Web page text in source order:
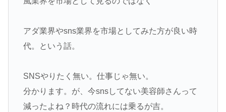
アダ業界やsns業界を市場としてみた方が良い時
代。という話。
SNSやりたく無い。仕事じゃ無い。
分かります。が、今snsしてない美容師さんって
減ったよね？時代の流れには乗るが吉。